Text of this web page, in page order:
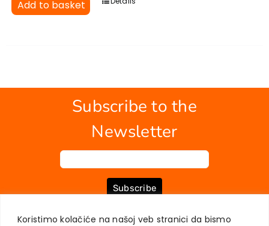
Koristimo kolačiće na našoj veb stranici da bismo
Add to basket
Subscribe to the
Newsletter
Subscribe